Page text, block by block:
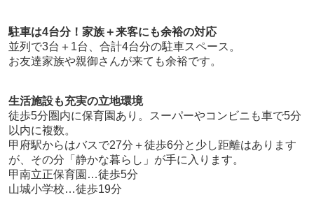
駐車は4台分！家族＋来客にも余裕の対応
並列で3台＋1台、合計4台分の駐車スペース。
お友達家族や親御さんが来ても余裕です。
生活施設も充実の立地環境
徒歩5分圏内に保育園あり。スーパーやコンビニも車で5分
以内に複数。
甲府駅からはバスで27分＋徒歩6分と少し距離はあります
が、その分「静かな暮らし」が手に入ります。
甲南立正保育園…徒歩5分
山城小学校…徒歩19分